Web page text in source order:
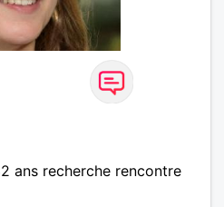
ans recherche rencontre